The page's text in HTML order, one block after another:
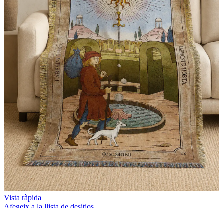
Vista ràpida
Afegeix a la llista de desitjos